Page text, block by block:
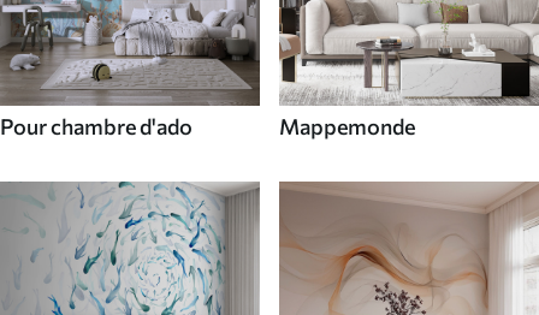
Pour chambre d'ado Mappemonde